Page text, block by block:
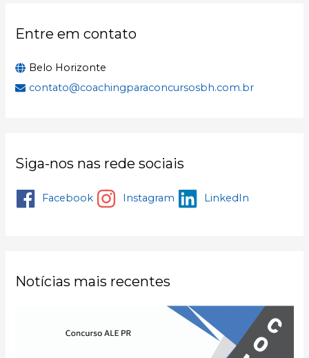
:Entre em contato
Belo Horizonte
contato@coachingparaconcursosbh.com.br
Siga-nos nas rede sociais
Facebook Instagram LinkedIn
Notícias mais recentes